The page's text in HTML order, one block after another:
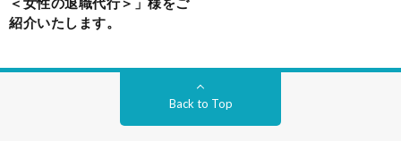
紹介いたします。
Back to Top